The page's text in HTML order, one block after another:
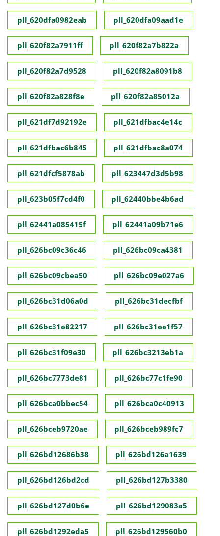
pll_620dfa0982eab pll_620dfa09aad1e
pll_620f82a7911ff pll_620f82a7b822a
pll_620f82a7d9528 pll_620f82a8091b8
pll_620f82a828f8e pll_620f82a85012a
pll_621df7d92192e pll_621dfbac4e14c
pll_621dfbac6b845 pll_621dfbac8a074
pll_621dfcf5878ab pll_623447d3d5b98
pll_623b05f7cd4f0 pll_62440bbe4b6ad
pll_62441a085415f pll_62441a09b71e6
pll_626bc09c36c46 pll_626bc09ca4381
pll_626bc09cbea50 pll_626bc09e027a6
pll_626bc31d06a0d pll_626bc31decfbf
pll_626bc31e82217 pll_626bc31ee1f57
pll_626bc31f09e30 pll_626bc3213eb1a
pll_626bc7773de81 pll_626bc77c1fe90
pll_626bca0bbec54 pll_626bca0c40913
pll_626bceb9720ae pll_626bceb989fc7
pll_626bd12686b38 pll_626bd126a1639
pll_626bd126bd2cd pll_626bd127b3380
pll_626bd127d0b6e pll_626bd129083a5
pll_626bd1292eda5 pll_626bd129560b0